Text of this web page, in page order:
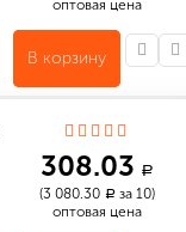
оптовая цена
В корзину
308.03 a
(3 080.30 aза 10)
оптовая цена